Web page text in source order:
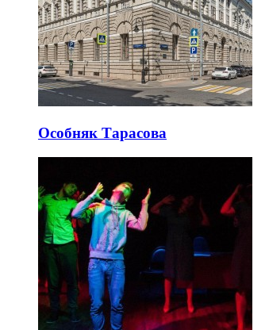
Особняк Тарасова